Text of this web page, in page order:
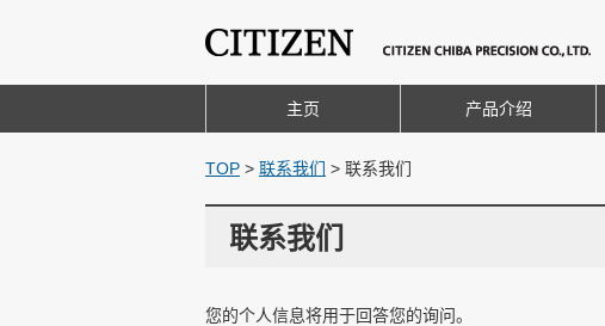
主页 产品介绍
TOP > 联系我们 > 联系我们
联系我们
您的个人信息将用于回答您的询问。